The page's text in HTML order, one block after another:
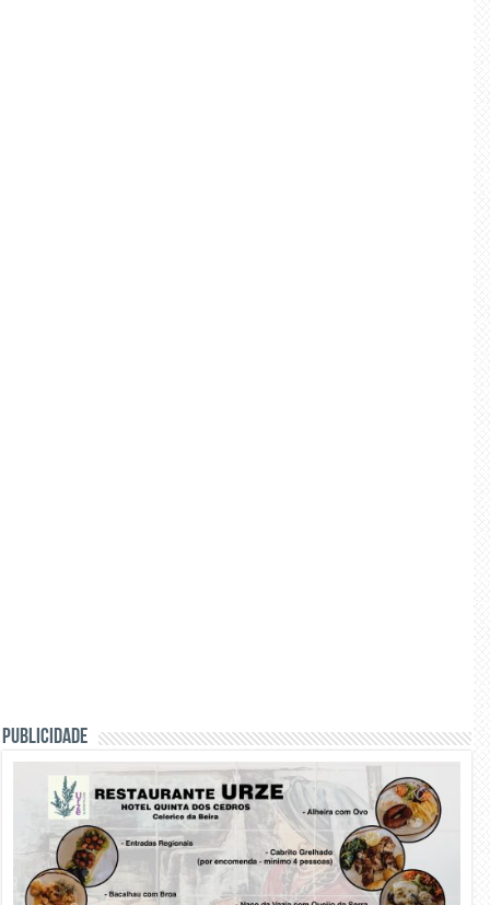
PUBLICIDADE